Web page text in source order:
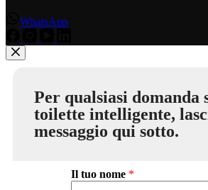
WhatsApp
Per qualsiasi domanda
toilette intelligente,
messaggio qui sotto.
Il tuo nome *